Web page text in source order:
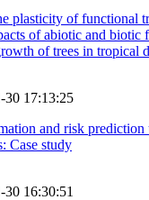
plasticity of functional
of abiotic and biotic
of trees in tropical
30 17:13:25
and risk prediction
Case study
30 16:30:51